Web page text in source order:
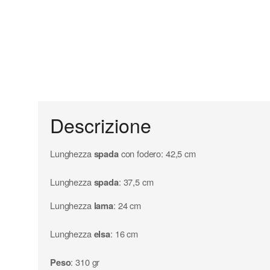
Descrizione
Lunghezzaspadacon fodero: 42,5 cm
Lunghezzaspada: 37,5 cm
Lunghezza lama: 24 cm
Lunghezzaelsa: 16 cm
Peso: 310 gr